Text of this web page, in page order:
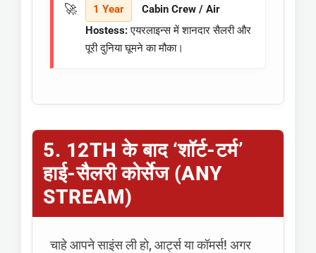
1 Year
Cabin Crew / Air
Hostess:एयरलाइन्स में शानदार सैलरी और
पूरी दुनिया घूमने का मौका।
5. 12TH के बाद ‘शॉर्ट-टर्म’
हाई-सैलरी कोर्सेज (ANY
STREAM)
चाहे आपने साइंस ली हो, आर्ट्स या कॉमर्स! अगर